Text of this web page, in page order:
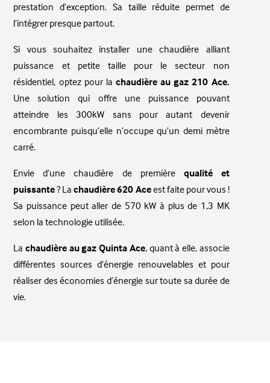
prestation d’exception. Sa taille réduite permet de
l’intégrer presque partout.
Si vous souhaitez installer une chaudière alliant
puissance et petite taille pour le secteur non
résidentiel, optez pour la chaudière au gaz 210 Ace.
Une solution qui offre une puissance pouvant
atteindre les 300kW sans pour autant devenir
encombrante puisqu’elle n’occupe qu’un demi mètre
carré.
Envie d’une chaudière de première qualité et
puissante? La chaudière 620 Aceest faite pour vous !
Sa puissance peut aller de 570 kW à plus de 1,3 MK
selon la technologie utilisée.
Lachaudière au gaz Quinta Ace, quant à elle, associe
différentes sources d’énergie renouvelables et pour
réaliser des économies d’énergie sur toute sa durée de
vie.